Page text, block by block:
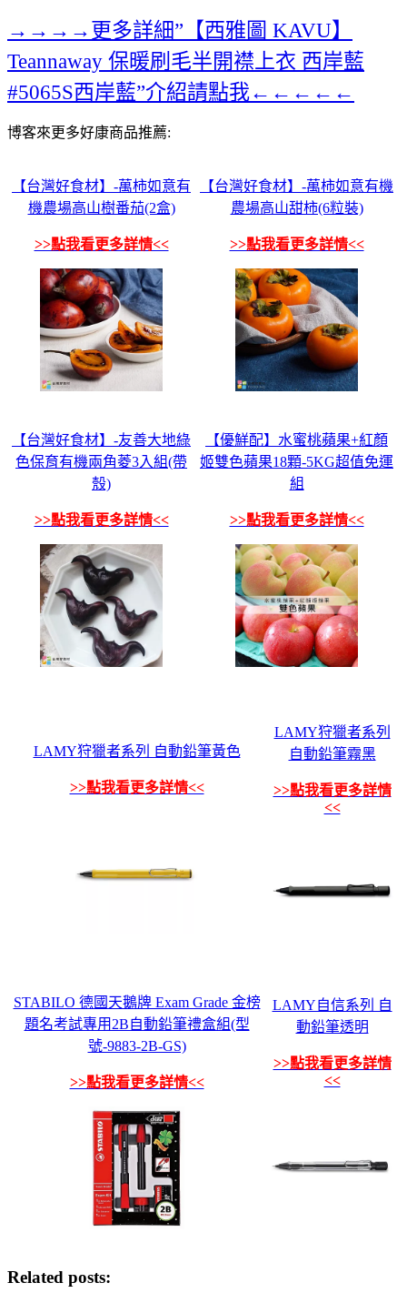
→→→→更多詳細”【西雅圖 KAVU】
Teannaway 保暖刷毛半開襟上衣 西岸藍
#5065S西岸藍”介紹請點我←←←←←
博客來更多好康商品推薦:
【台灣好食材】-萬柿如意有
機農場高山樹番茄(2盒)
>>點我看更多詳情<<
【台灣好食材】-萬柿如意有機
農場高山甜柿(6粒裝)
>>點我看更多詳情<<
【台灣好食材】-友善大地綠
色保育有機兩角菱3入組(帶
殼)
>>點我看更多詳情<<
【優鮮配】水蜜桃蘋果+紅顏
姬雙色蘋果18顆-5KG超值免運
組
>>點我看更多詳情<<
LAMY狩獵者系列 自動鉛筆黃色
>>點我看更多詳情<<
LAMY狩獵者系列
自動鉛筆霧黑
>>點我看更多詳情
<<
STABILO 德國天鵝牌 Exam Grade 金榜
題名考試專用2B自動鉛筆禮盒組(型
號-9883-2B-GS)
>>點我看更多詳情<<
LAMY自信系列 自
動鉛筆透明
>>點我看更多詳情
<<
Related posts: